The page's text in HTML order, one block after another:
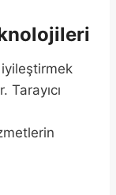
iyileştirmek
Tarayıcı